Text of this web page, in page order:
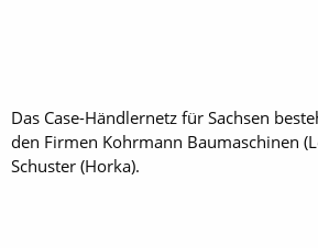
Das Case-Händlernetz für Sachsen
den Firmen Kohrmann Baumaschinen
Schuster (Horka).